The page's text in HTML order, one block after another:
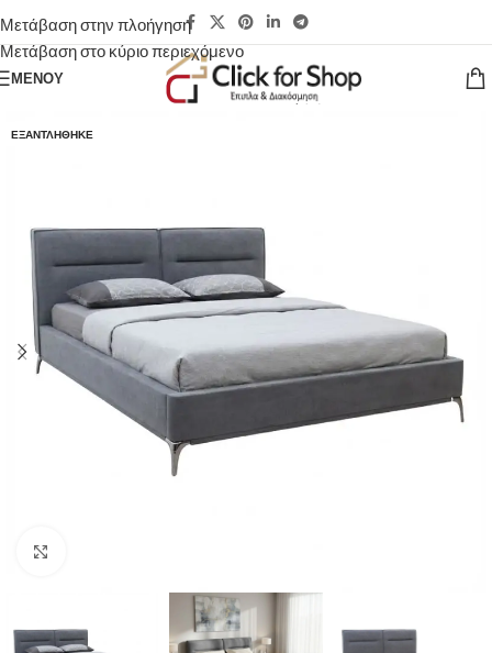
Μετάβαση στην πλοήγηση
Μετάβαση στο κύριο περιεχόμενο
ΜΕΝΟΎ
ΕΞΑΝΤΛΉΘΗΚΕ